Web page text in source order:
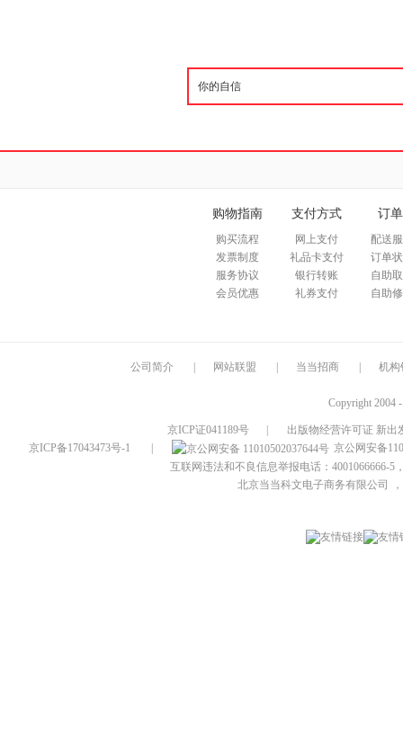
购物指南
购买流程
发票制度
服务协议
会员优惠
支付方式
网上支付
礼品卡支付
银行转账
礼券支付
订
配送
订单
自助
自助
公司简介 网站联盟 当当招商 机构
Copyright 2004
京ICP证041189号
出版物经营许可证 新出
京ICP备17043473号-1
京公网安备
互联网违法和不良信息举报电话：4001066666-5
北京当当科文电子商务有限公司